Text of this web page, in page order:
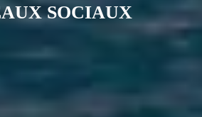
SOCIAUX